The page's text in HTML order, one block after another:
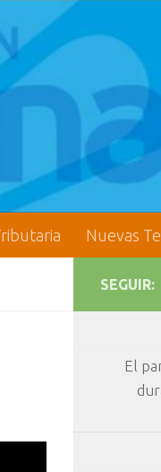
Nuevas
SEGUIR:
El